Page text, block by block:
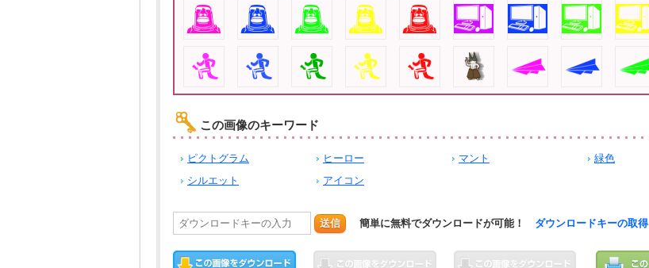
この画像のキーワード
ピクトグラム ヒーロー マント
緑色
シルエット
アイコン
送信 簡単に無料でダウンロードが可能！ ダウンロードキーの取得